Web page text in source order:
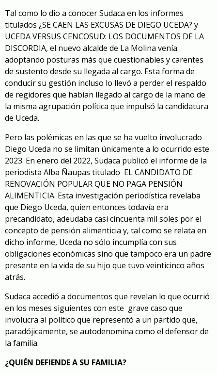
Tal como lo dio a conocer Sudaca en los informes
titulados ¿SE CAEN LAS EXCUSAS DE DIEGO UCEDA? y
UCEDA VERSUS CENCOSUD: LOS DOCUMENTOS DE LA
DISCORDIA, el nuevo alcalde de La Molina venía
adoptando posturas más que cuestionables y carentes
de sustento desde su llegada al cargo. Esta forma de
conducir su gestión incluso lo llevó a perder el respaldo
de regidores que habían llegado al cargo de la mano de
la misma agrupación política que impulsó la candidatura
de Uceda.
Pero las polémicas en las que se ha vuelto involucrado
Diego Uceda no se limitan únicamente a lo ocurrido este
2023. En enero del 2022, Sudaca publicó el informe de la
periodista Alba Ñaupas titulado EL CANDIDATO DE
RENOVACIÓN POPULAR QUE NO PAGA PENSIÓN
ALIMENTICIA. Esta investigación periodística revelaba
que Diego Uceda, quien entonces todavía era
precandidato, adeudaba casi cincuenta mil soles por el
concepto de pensión alimenticia y, tal como se relata en
dicho informe, Uceda no sólo incumplía con sus
obligaciones económicas sino que tampoco era un padre
presente en la vida de su hijo que tuvo veinticinco años
atrás.
Sudaca accedió a documentos que revelan lo que ocurrió
en los meses siguientes con este grave caso que
involucra al político que representó a un partido que,
paradójicamente, se autodenomina como el defensor de
la familia.
¿QUIÉN DEFIENDE A SU FAMILIA?